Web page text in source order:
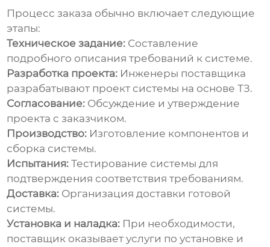
Процесс заказа обычно включает следующие
этапы:
Техническое задание: Составление
подробного описания требований к системе.
Разработка проекта: Инженеры поставщика
разрабатывают проект системы на основе ТЗ.
Согласование: Обсуждение и утверждение
проекта с заказчиком.
Производство: Изготовление компонентов и
сборка системы.
Испытания: Тестирование системы для
подтверждения соответствия требованиям.
Доставка: Организация доставки готовой
системы.
Установка и наладка: При необходимости,
поставщик оказывает услуги по установке и